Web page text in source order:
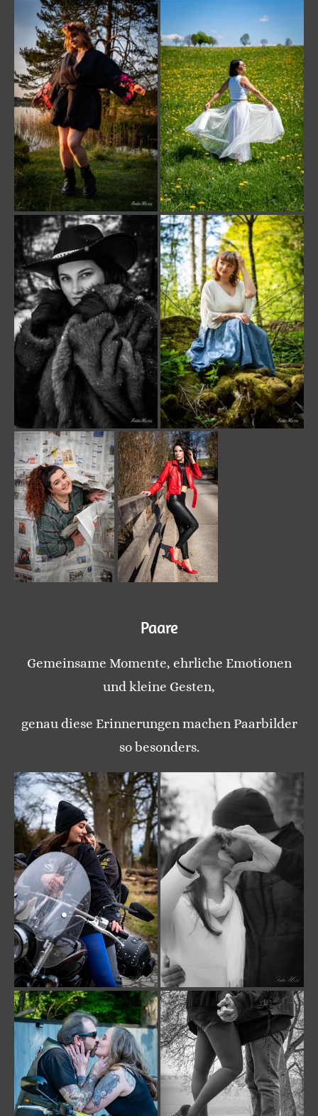
Paare
Gemeinsame Momente, ehrliche Emotionen
und kleine Gesten,
genau diese Erinnerungen machen Paarbilder
so besonders.